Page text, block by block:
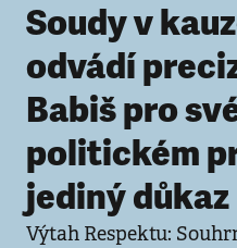
Soudy v
odvádí
Babiš pro
politickém
jediný důkaz
Výtah Respektu: